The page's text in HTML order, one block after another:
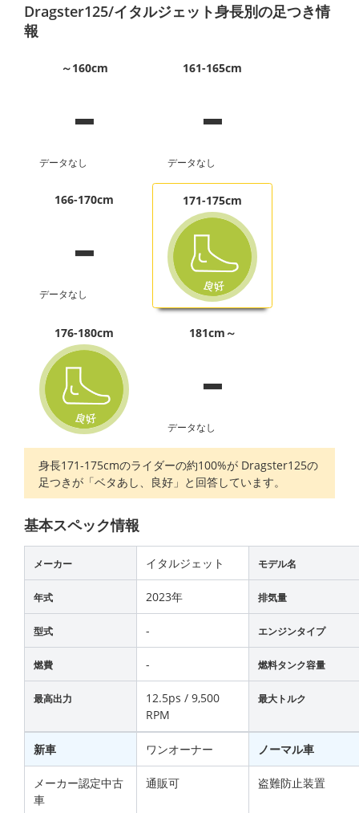
Dragster125/イタルジェット身長別の足つき情
報
～160cm
-
データなし
161-165cm
-
データなし
166-170cm
-
データなし
171-175cm
176-180cm 181cm～
-
データなし
身長171-175cmのライダーの約100%が Dragster125の
足つきが「ベタあし、良好」と回答しています。
基本スペック情報
メーカー イタルジェット モデル名
年式 2023年 排気量
型式 - エンジンタイプ
燃費 - 燃料タンク容量
最高出力
12.5ps / 9,500
RPM
最大トルク
新車 ワンオーナー ノーマル車
メーカー認定中古
車
通販可 盗難防止装置